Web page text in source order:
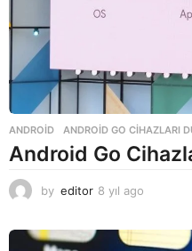
ANDROID ANDROID GO CIHAZLARI
Android Go
by editor 8 yıl ago